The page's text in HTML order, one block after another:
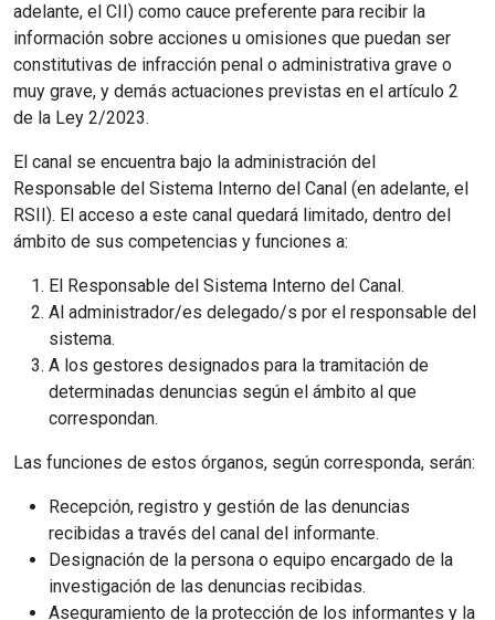
adelante, el CII) como cauce preferente para recibir la
información sobre acciones u omisiones que puedan ser
constitutivas de infracción penal o administrativa grave o
muy grave, y demás actuaciones previstas en el artículo 2
de la Ley 2/2023.
El canal se encuentra bajo la administración del
Responsable del Sistema Interno del Canal (en adelante, el
RSII). El acceso a este canal quedará limitado, dentro del
ámbito de sus competencias y funciones a:
El Responsable del Sistema Interno del Canal.
Al administrador/es delegado/s por el responsable del
sistema.
A los gestores designados para la tramitación de
determinadas denuncias según el ámbito al que
correspondan.
Las funciones de estos órganos, según corresponda, serán:
Recepción, registro y gestión de las denuncias
recibidas a través del canal del informante.
Designación de la persona o equipo encargado de la
investigación de las denuncias recibidas.
Aseguramiento de la protección de los informantes y la